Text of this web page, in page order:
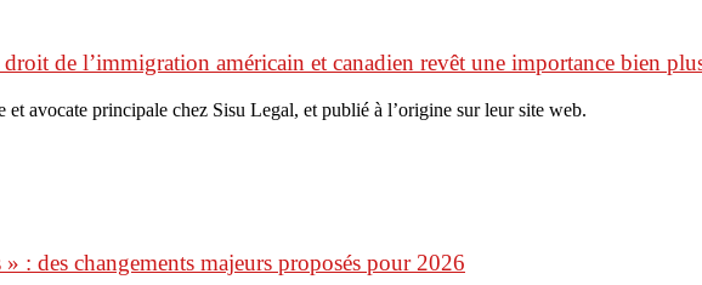
de l’immigration américain et canadien revêt une importance bien
avocate principale chez Sisu Legal, et publié à l’origine sur leur site web.
: des changements majeurs proposés pour 2026